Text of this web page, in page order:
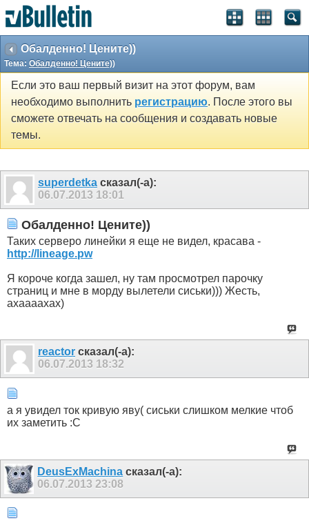
Обалденно! Цените))
Тема: Обалденно! Цените))
Если это ваш первый визит на этот форум, вам
необходимо выполнить регистрацию. После этого вы
сможете отвечать на сообщения и создавать новые
темы.
superdetka сказал(-а):
06.07.2013 18:01
Обалденно! Цените))
Таких серверо линейки я еще не видел, красава -
http://lineage.pw
Я короче когда зашел, ну там просмотрел парочку
страниц и мне в морду вылетели сиськи))) Жесть,
ахаааахах)
reactor сказал(-а):
06.07.2013 18:32
а я увидел ток кривую яву( сиськи слишком мелкие чтоб
их заметить :C
DeusExMachina сказал(-а):
06.07.201323:08